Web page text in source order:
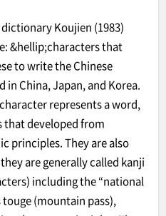
Koujien (1983)
&hellip;characters that
to write the Chinese
in China, Japan, and Korea.
represents a word,
that developed from
principles. They are also
are generally called kanji
including the “national
(mountain pass),